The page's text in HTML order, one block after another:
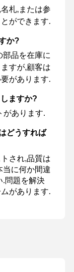
札,または参
ができます.
か?
部品を在庫に
すが,顧客は
があります.
ますか?
があります.
どうすれば
され,品質は
当に何か間違
.問題を解決
があります.